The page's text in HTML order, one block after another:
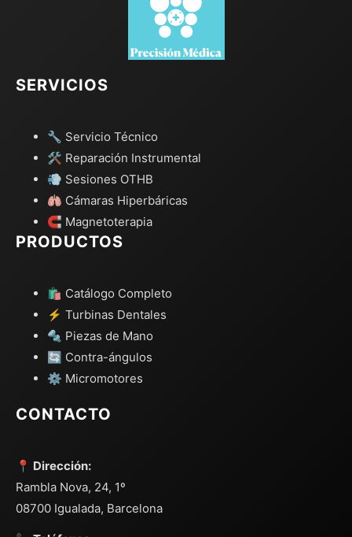
SERVICIOS
🔧 Servicio Técnico
🛠️ Reparación Instrumental
💨 Sesiones OTHB
🫁 Cámaras Hiperbáricas
🧲 Magnetoterapia
PRODUCTOS
🛍️ Catálogo Completo
⚡ Turbinas Dentales
🔩 Piezas de Mano
🔄 Contra-ángulos
⚙️ Micromotores
CONTACTO
📍 Dirección:
Rambla Nova, 24, 1º
08700 Igualada, Barcelona